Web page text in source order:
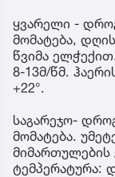
ყვარელი -
მომატება,
წვიმა
8-13მ/წმ.
+22°.
საგარეჯო-
მომატება.
მიმართულების
ტემპერატურა: